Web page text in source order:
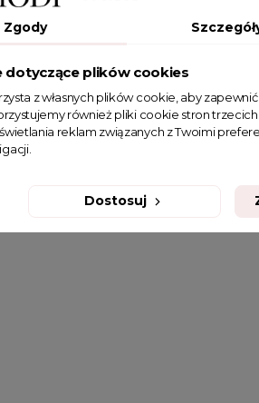
Zgody
dotyczące plików cookies
z własnych plików cookie, aby
również pliki cookie stron trzecich
reklam związanych z Twoimi
Dostosuj